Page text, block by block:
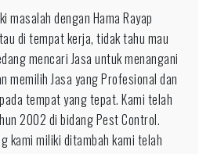
Jasa
Pengendalian
Rayap
Terbaik
untuk
daerah
Probolinggo
masalah dengan Hama Rayap
di tempat kerja, tidak tahu mau
mencari Jasa untuk menangani
memilih Jasa yang Profesional dan
tempat yang tepat. Kami telah
2002 di bidang Pest Control.
kami miliki ditambah kami telah